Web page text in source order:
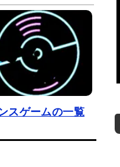
スゲームの一覧